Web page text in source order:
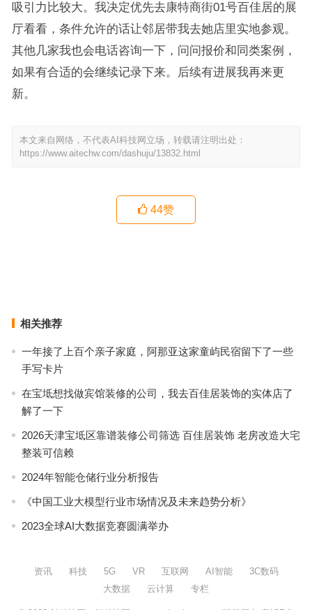
吸引力比较大。我决定优先去康特商街01号百佳居的展
厅看看，条件允许的话让邻居带我去她店里实地参观。
其他几家我也会电话咨询一下，问问报价和同类案例，
如果有合适的会继续记录下来。后续有进展我再来更
新。
本文来自网络，不代表AI科技网立场，转载请注明出处：
https://www.aitechw.com/dashuju/13832.html
44赞
相关推荐
一年接了上百个亲子家庭，阿那亚这家童屿民宿留下了一些
手写卡片
在宝坻想找做宾馆装修的公司，我去百佳居装饰的实体店了
解了一下
2026天津宝坻区靠谱装修公司筛选 百佳居装饰 老房改造大宅
整装可信赖
2024年智能仓储行业分析报告
《中国工业大模型行业市场情况及未来趋势分析》
2023全球AI大数据竞赛圆满举办
资讯 科技 5G VR 互联网 AI智能
3C数码
大数据
云计算 专栏